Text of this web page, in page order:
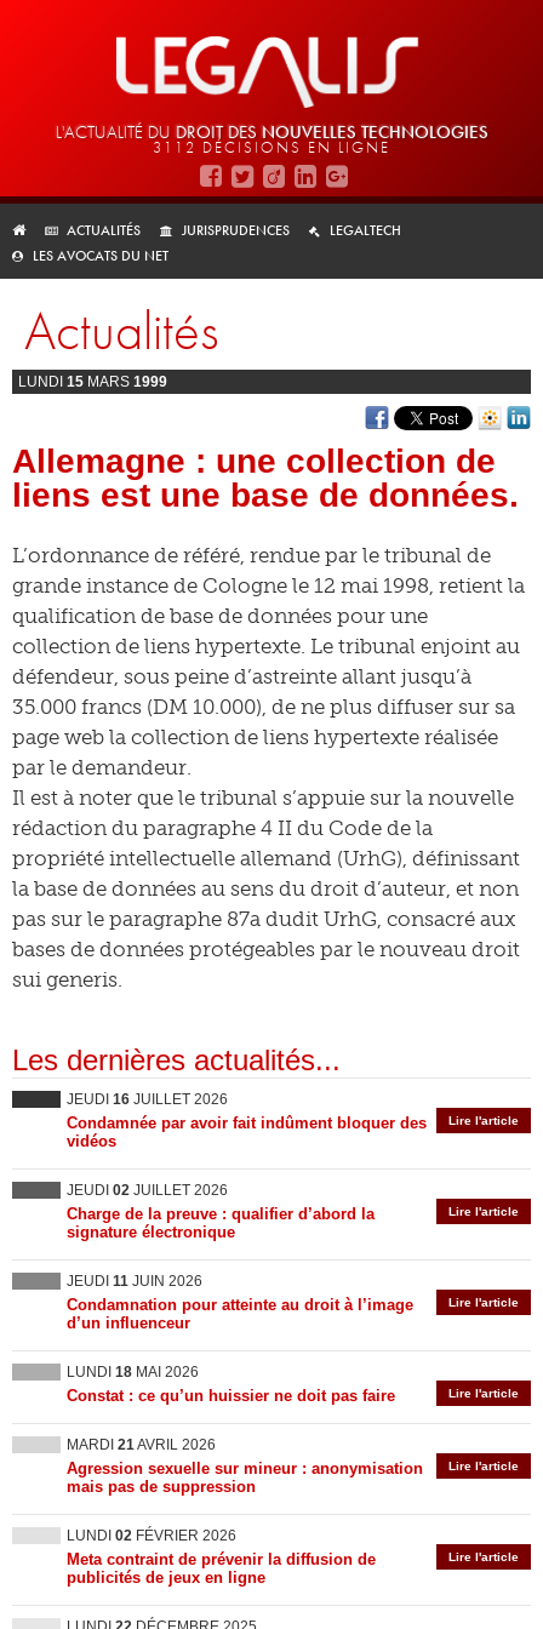
L'ACTUALITÉ DU DROIT DES NOUVELLES TECHNOLOGIES
3112 DÉCISIONS EN LIGNE
ACTUALITÉS JURISPRUDENCES
LEGALTECH
LES AVOCATS DU NET
Actualités
LUNDI 15 MARS 1999
Allemagne : une collection de
liens est une base de données.
L’ordonnance de référé, rendue par le tribunal de
grande instance de Cologne le 12 mai 1998, retient la
qualification de base de données pour une
collection de liens hypertexte. Le tribunal enjoint au
défendeur, sous peine d’astreinte allant jusqu’à
35.000 francs (DM 10.000), de ne plus diffuser sur sa
page web la collection de liens hypertexte réalisée
par le demandeur.
Il est à noter que le tribunal s’appuie sur la nouvelle
rédaction du paragraphe 4 II du Code de la
propriété intellectuelle allemand (UrhG), définissant
la base de données au sens du droit d’auteur, et non
pas sur le paragraphe 87a dudit UrhG, consacré aux
bases de données protégeables par le nouveau droit
sui generis.
Les dernières actualités...
JEUDI 16 JUILLET 2026
Lire l'article
Condamnée par avoir fait indûment bloquer des
vidéos
JEUDI 02 JUILLET 2026
Lire l'article
Charge de la preuve : qualifier d’abord la
signature électronique
JEUDI 11 JUIN 2026
Lire l'article
Condamnation pour atteinte au droit à l’image
d’un influenceur
LUNDI 18 MAI 2026
Lire l'article
Constat : ce qu’un huissier ne doit pas faire
MARDI 21AVRIL 2026
Lire l'article
Agression sexuelle sur mineur : anonymisation
mais pas de suppression
LUNDI 02 FÉVRIER 2026
Lire l'article
Meta contraint de prévenir la diffusion de
publicités de jeux en ligne